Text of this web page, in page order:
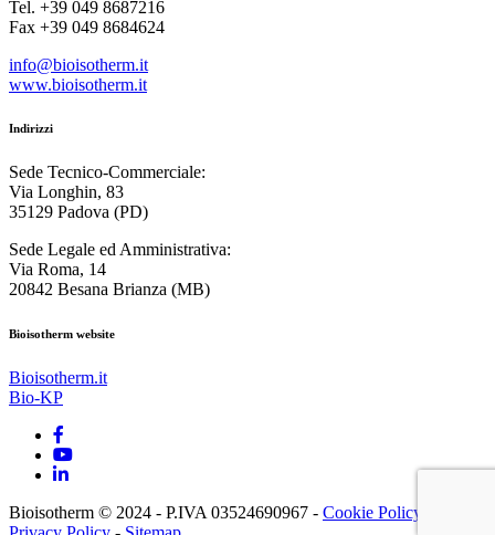
Tel. +39 049 8687216
Fax +39 049 8684624
info@bioisotherm.it
www.bioisotherm.it
Indirizzi
Sede Tecnico-Commerciale:
Via Longhin, 83
35129 Padova (PD)
Sede Legale ed Amministrativa:
Via Roma, 14
20842 Besana Brianza (MB)
Bioisotherm website
Bioisotherm.it
Bio-KP
Bioisotherm © 2024 - P.IVA 03524690967 - Cookie Policy